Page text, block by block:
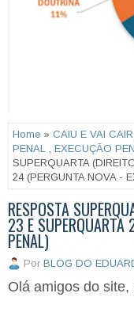
Home » CAIU E VAI CAIR
PENAL
EXECUÇÃO
SUPERQUARTA
24 (PERGUNTA NOVA -
RESPOSTA
23 E SUPERQUARTA
PENAL)
Por BLOG DO
Olá amigos do